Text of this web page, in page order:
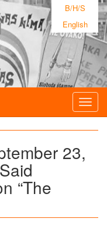
B/H/S
English
23,
“The